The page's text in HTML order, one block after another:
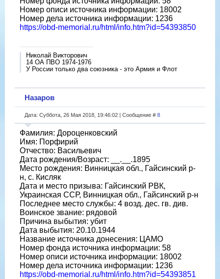
Номер описи источника информации: 18002
Номер дела источника информации: 1236
https://obd-memorial.ru/html/info.htm?id=54393850
Николай Викторович
14 ОА ПВО 1974-1976
У России только два союзника - это Армия и Флот
Назаров
Дата: Суббота, 26 Мая 2018, 19:46:02 | Сообщение # 8
Фамилия: Дороценковский
Имя: Порфирий
Отчество: Васильевич
Дата рождения/Возраст: __.__.1895
Место рождения: Винницкая обл., Гайсинский р-
н, с. Кисляк
Дата и место призыва: Гайсинский РВК,
Украинская ССР, Винницкая обл., Гайсинский р-н
Последнее место службы: 4 возд. дес. гв. див.
Воинское звание: рядовой
Причина выбытия: убит
Дата выбытия: 20.10.1944
Название источника донесения: ЦАМО
Номер фонда источника информации: 58
Номер описи источника информации: 18002
Номер дела источника информации: 1236
https://obd-memorial.ru/html/info.htm?id=54393851